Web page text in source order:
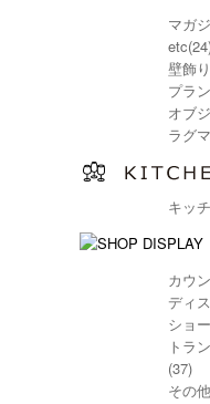
マガ
壁飾
プラ
オブ
ラグ
キッ
カウ
ディ
ショ
トラ
(37)
その